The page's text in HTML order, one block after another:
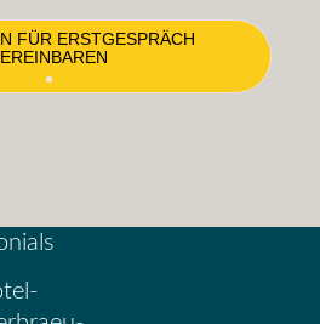
FÜR ERSTGESPRÄCH